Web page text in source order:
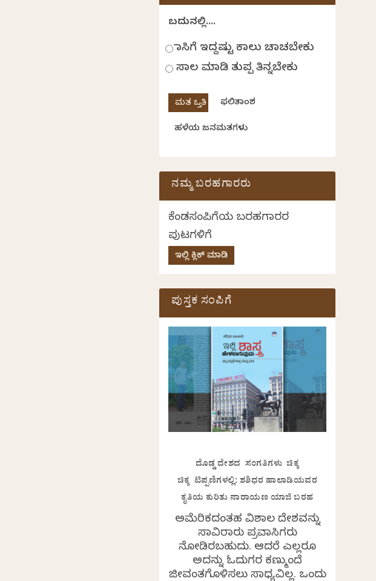
ಬದುಕಿನಲ್ಲಿ....
ಹಾಸಿಗೆ ಇದ್ದಷ್ಟು ಕಾಲು ಚಾಚಬೇಕು
ಸಾಲ ಮಾಡಿ ತುಪ್ಪ ತಿನ್ನಬೇಕು
ಫಲಿತಾಂಶ
ಹಳೆಯ ಜನಮತಗಳು
ನಮ್ಮ ಬರಹಗಾರರು
ಕೆಂಡಸಂಪಿಗೆಯ ಬರಹಗಾರರ
ಪುಟಗಳಿಗೆ
ಇಲ್ಲಿ ಕ್ಲಿಕ್ ಮಾಡಿ
ಪುಸ್ತಕ ಸಂಪಿಗೆ
ದೊಡ್ಡ ದೇಶದ ಸಂಗತಿಗಳು ಚಿಕ್ಕ
ಚಿಕ್ಕ ಟಿಪ್ಪಣಿಗಳಲ್ಲಿ: ಶಶಿಧರ ಹಾಲಾಡಿಯವರ
ಕೃತಿಯ ಕುರಿತು ನಾರಾಯಣ ಯಾಜಿ ಬರಹ
ಅಮೆರಿಕದಂತಹ ವಿಶಾಲ ದೇಶವನ್ನು
ಸಾವಿರಾರು ಪ್ರವಾಸಿಗರು
ನೋಡಿರಬಹುದು. ಆದರೆ ಎಲ್ಲರೂ
ಅದನ್ನು ಓದುಗರ ಕಣ್ಮುಂದೆ
ಜೀವಂತಗೊಳಿಸಲು ಸಾಧ್ಯವಿಲ್ಲ. ಒಂದು